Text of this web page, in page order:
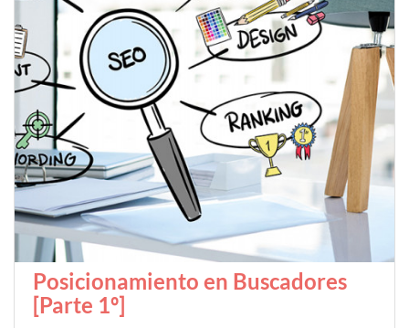
Posicionamiento en Buscadores
[Parte 1º]